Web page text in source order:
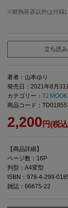
※耐熱容器以外は付録
立ち読み
著者：山本ゆり
発売日：2021年8月31
カテゴリー： TJ MOOK
商品コード：
2,200 円(税
【商品詳細】
ページ数：16P
判型：A4変型
ISBN：978-4-299-
雑誌：66675-22